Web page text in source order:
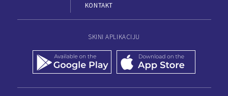
KONTAKT
SKINI APLIKACIJU